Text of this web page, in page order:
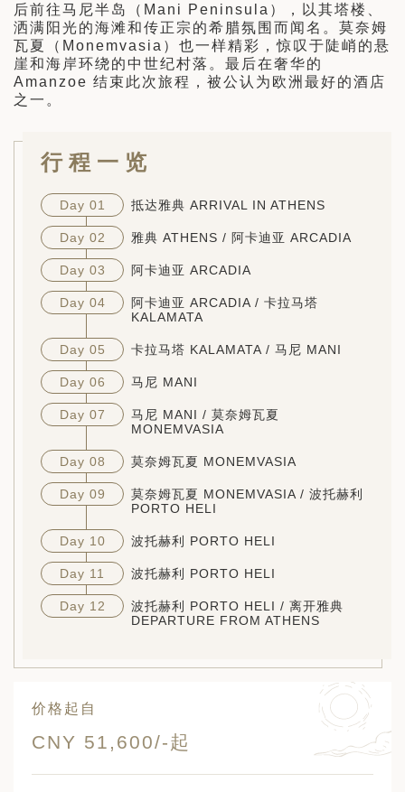
后前往马尼半岛（Mani Peninsula），以其塔楼、
洒满阳光的海滩和传正宗的希腊氛围而闻名。莫奈姆
瓦夏（Monemvasia）也一样精彩，惊叹于陡峭的悬
崖和海岸环绕的中世纪村落。最后在奢华的
Amanzoe 结束此次旅程，被公认为欧洲最好的酒店
之一。
行程一览
Day 01 抵达雅典 ARRIVAL IN ATHENS
Day 02 雅典 ATHENS / 阿卡迪亚 ARCADIA
Day 03 阿卡迪亚 ARCADIA
Day 04
阿卡迪亚 ARCADIA / 卡拉马塔
KALAMATA
Day 05 卡拉马塔 KALAMATA / 马尼 MANI
Day 06 马尼 MANI
Day 07
马尼 MANI / 莫奈姆瓦夏
MONEMVASIA
Day 08 莫奈姆瓦夏 MONEMVASIA
Day 09
莫奈姆瓦夏 MONEMVASIA / 波托赫利
PORTO HELI
Day 10 波托赫利 PORTO HELI
Day 11 波托赫利 PORTO HELI
Day 12
波托赫利 PORTO HELI / 离开雅典
DEPARTURE FROM ATHENS
价格起自
CNY 51,600/-起